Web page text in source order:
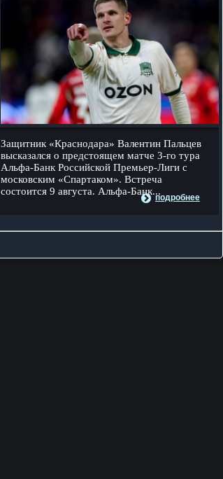
Защитник «Краснодара» Валентин Пальцев
высказался о предстоящем матче 3-го тура
Альфа-Банк Российской Премьер-Лиги с
московским «Спартаком». Встреча
состоится 9 августа. Альфа-Банк...
подробнее